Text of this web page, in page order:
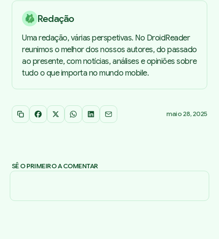
Redação
Uma redação, várias perspetivas. No DroidReader
reunimos o melhor dos nossos autores, do passado
ao presente, com notícias, análises e opiniões sobre
tudo o que importa no mundo mobile.
Copiar link
Facebook
X WhatsApp
LinkedInEmail maio 28, 2025
SÊ O PRIMEIRO A COMENTAR